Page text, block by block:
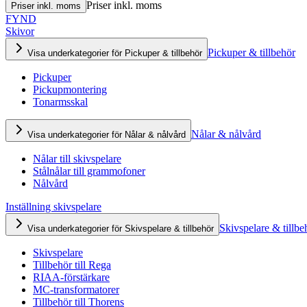
Priser inkl. moms Priser inkl. moms
FYND
Skivor
Visa underkategorier för Pickuper & tillbehör Pickuper & tillbehör
Pickuper
Pickupmontering
Tonarmsskal
Visa underkategorier för Nålar & nålvård Nålar & nålvård
Nålar till skivspelare
Stålnålar till grammofoner
Nålvård
Inställning skivspelare
Visa underkategorier för Skivspelare & tillbehör Skivspelare &
Skivspelare
Tillbehör till Rega
RIAA-förstärkare
MC-transformatorer
Tillbehör till Thorens